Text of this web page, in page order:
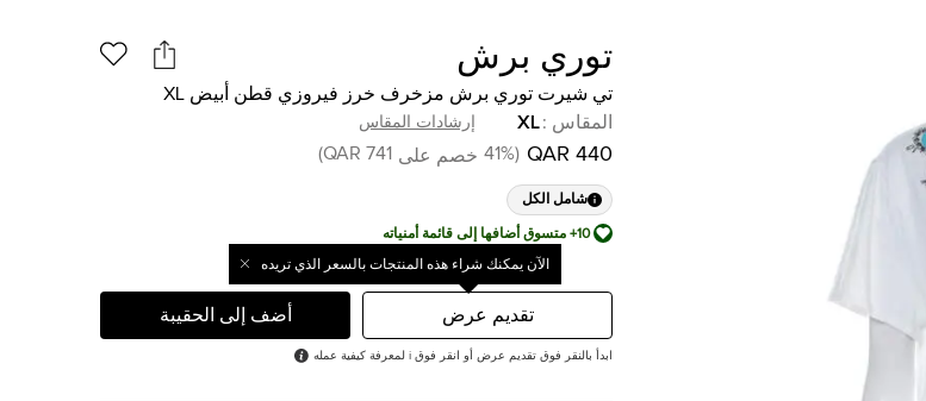
توري برش
تي شيرت توري برش مزخرف خرز فيروزي قطن أبيض XL
المقاس :
XL إرشادات المقاس
440 QAR
(
41% خصم على 741 QAR
)
شامل الكل
10+ متسوق أضافها إلى قائمة أمنياته
الآن يمكنك شراء هذه المنتجات بالسعر الذي تريده
تقديم عرض أضف إلى الحقيبة
ابدأ بالنقر فوق تقديم عرض أو انقر فوق i لمعرفة كيفية عمله